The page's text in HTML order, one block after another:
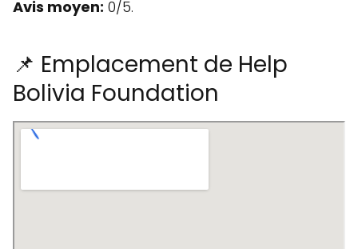
Avis moyen: 0/5.
📌 Emplacement de Help
Bolivia Foundation